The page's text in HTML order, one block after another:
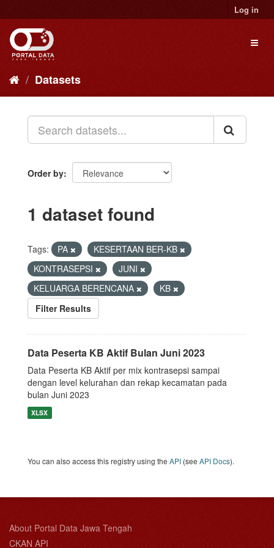
to
content
Log in
Datasets
Order by
1 dataset found
Tags: PA
KESERTAAN BER-KB
KONTRASEPSI
JUNI
KELUARGA BERENCANA
KB
Filter Results
Data Peserta KB Aktif Bulan Juni 2023
Data Peserta KB Aktif per mix kontrasepsi sampai
dengan level kelurahan dan rekap kecamatan pada
bulan Juni 2023
XLSX
You can also access this registry using the API (see API Docs).
About Portal Data Jawa Tengah
CKAN API